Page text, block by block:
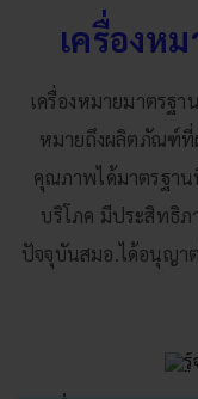
เครื่องห
เครื่องหมายมาตรฐ
หมายถึงผลิตภัณฑ์ที่
คุณภาพได้มาตรฐา
บริโภค มีประสิทธิ
ปัจจุบันสมอ.ได้อนุญา